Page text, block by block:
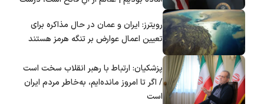
رویترز: ایران و عمان در حال مذاکره برای
تعیین اعمال عوارض بر تنگه هرمز هستند
پزشکیان: ارتباط با رهبر انقلاب سخت است
/ اگر تا امروز مانده‌ایم، به‌خاطر مردم ایران
است